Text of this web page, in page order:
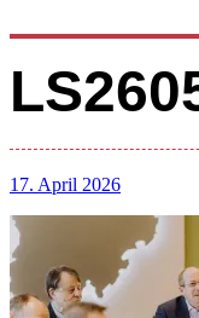
17. April 2026